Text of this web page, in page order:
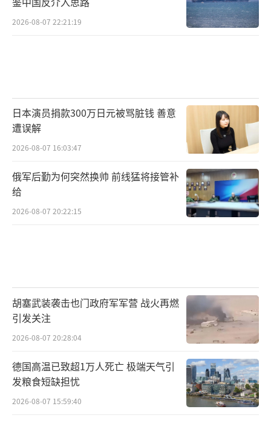
场出现剧烈波动，日元兑美元汇率持续走低，
从150日元兑换1美元持续贬值至200日元心理
攀升，未偿还公共债务总额与国内生产总值的
比值已突破300%的警戒水平。国际知名评级机
构穆迪将日本国债信用评级下调至投机级别，
运转危机。
横须贺军事基地遭遇突袭后，第七舰队核
票大幅飙升两成，但国防部内部评估报告显
示，“哨兵”导弹生产线现有产能仅能维持一
个月作战需求。莫斯科当局借机在北方四岛区
域加强军事部署，向东京政府发出最后通牒：
若不放弃对争议领土的主权声索，将全面中断
对日天然气输送。能源战略持续升级，通往中
国的西伯利亚输气管道输送能力实现翻倍增
2026-08-07 22:21:19
日本演员捐款300万日元被骂脏钱 善意
遭误解
2026-08-07 16:03:47
俄军后勤为何突然换帅 前线猛将接管补
给
2026-08-07 20:22:15
胡塞武装袭击也门政府军军营 战火再燃
引发关注
2026-08-07 20:28:04
德国高温已致超1万人死亡 极端天气引
发粮食短缺担忧
2026-08-07 15:59:40